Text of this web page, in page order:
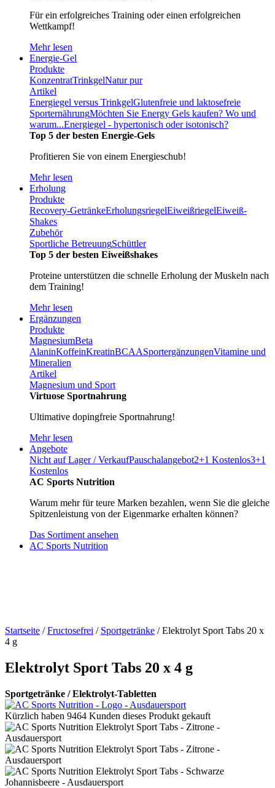
Für ein erfolgreiches Training oder einen erfolgreichen
Wettkampf!
Mehr lesen
Energie-Gel
Produkte
KonzentratTrinkgelNatur pur
Artikel
Energiegel versus TrinkgelGlutenfreie und laktosefreie
SporternährungMöchten Sie Energy Gels kaufen? Wo und
warum...Energiegel - hypertonisch oder isotonisch?
Top 5 der besten Energie-Gels
Profitieren Sie von einem Energieschub!
Mehr lesen
Erholung
Produkte
Recovery-GetränkeErholungsriegelEiweißriegelEiweiß-
Shakes
Zubehör
Sportliche BetreuungSchüttler
Top 5 der besten Eiweißshakes
Proteine unterstützen die schnelle Erholung der Muskeln nach
dem Training!
Mehr lesen
Ergänzungen
Produkte
MagnesiumBeta
AlaninKoffeinKreatinBCAASportergänzungenVitamine und
Mineralien
Artikel
Magnesium und Sport
Virtuose Sportnahrung
Ultimative dopingfreie Sportnahrung!
Mehr lesen
Angebote
Nicht auf Lager / VerkaufPauschalangebot2+1 Kostenlos3+1
Kostenlos
AC Sports Nutrition
Warum mehr für teure Marken bezahlen, wenn Sie die gleiche
Spitzenleistung von der Eigenmarke erhalten können?
Das Sortiment ansehen
AC Sports Nutrition
Startseite /Fructosefrei / Sportgetränke / Elektrolyt Sport Tabs 20 x
4 g
Elektrolyt Sport Tabs 20 x 4 g
Sportgetränke / Elektrolyt-Tabletten
Kürzlich haben 9464 Kunden dieses Produkt gekauft